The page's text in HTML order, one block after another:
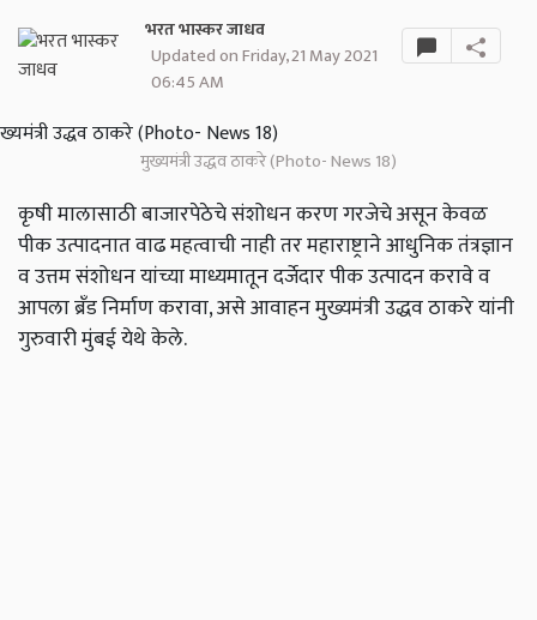
भरत भास्कर जाधव
Updated on Friday, 21 May 2021
06:45 AM
मुख्यमंत्री उद्धव ठाकरे (Photo- News 18)
कृषी मालासाठी बाजारपेठेचे संशोधन करण गरजेचे असून केवळ
पीक उत्पादनात वाढ महत्वाची नाही तर महाराष्ट्राने आधुनिक तंत्रज्ञान
व उत्तम संशोधन यांच्या माध्यमातून दर्जेदार पीक उत्पादन करावे व
आपला ब्रँड निर्माण करावा, असे आवाहन मुख्यमंत्री उद्धव ठाकरे यांनी
गुरुवारी मुंबई येथे केले.